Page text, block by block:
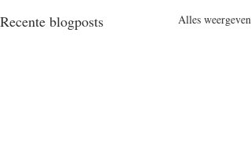
Recente blogposts Alles weergeven